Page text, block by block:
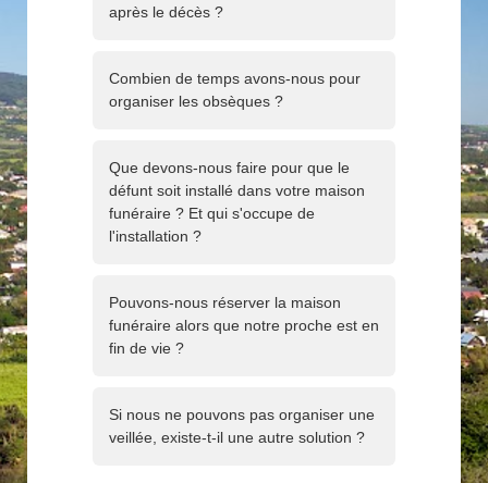
après le décès ?
Combien de temps avons-nous pour
organiser les obsèques ?
Que devons-nous faire pour que le
défunt soit installé dans votre maison
funéraire ? Et qui s'occupe de
l'installation ?
Pouvons-nous réserver la maison
funéraire alors que notre proche est en
fin de vie ?
Si nous ne pouvons pas organiser une
veillée, existe-t-il une autre solution ?